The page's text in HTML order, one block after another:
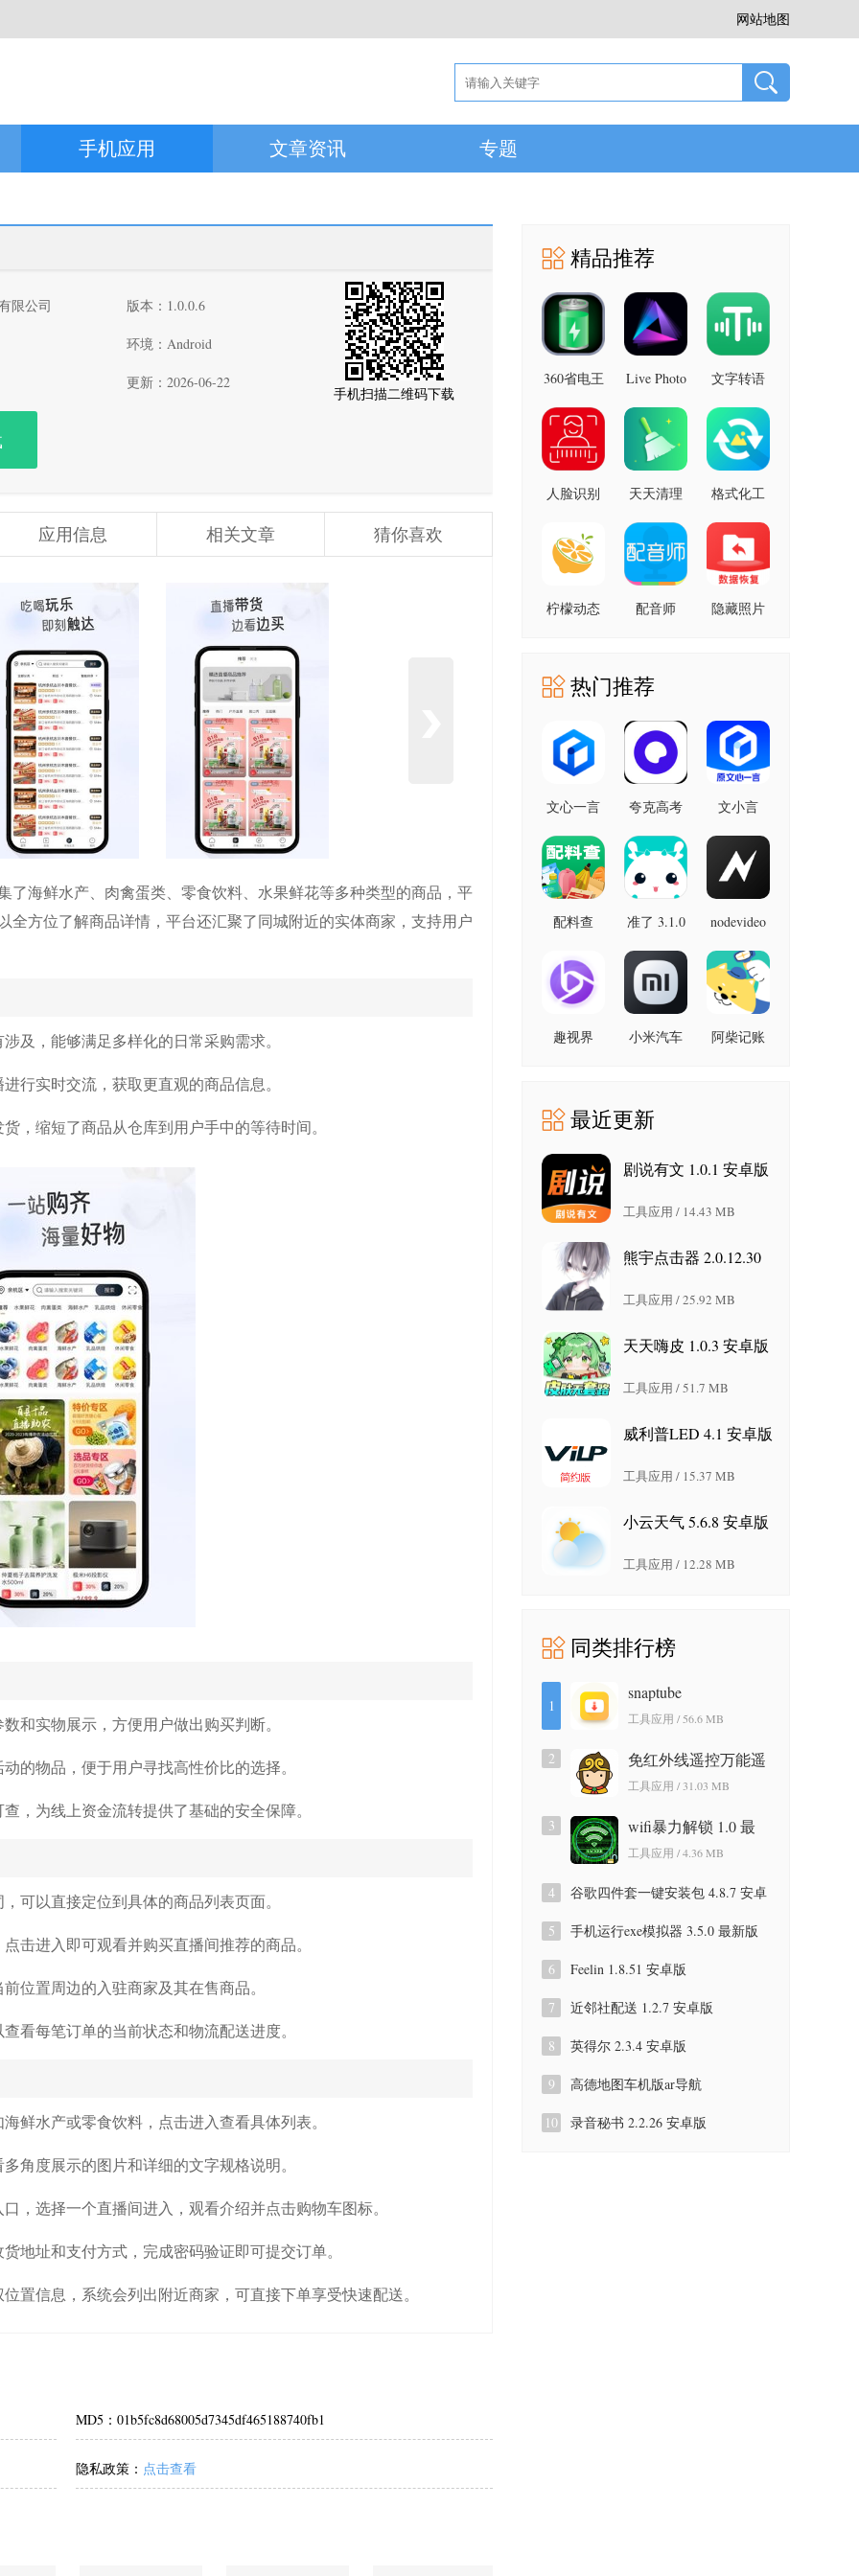
网站地图
手机应用 文章资讯 专题
限公司 版本：1.0.0.6
环境：Android
更新：2026-06-22
手机扫描二维码下载
应用信息 相关文章 猜你喜欢
了海鲜水产、肉禽蛋类、零食饮料、水果鲜花等多种类型的商品，平
全方位了解商品详情，平台还汇聚了同城附近的实体商家，支持用户
及，能够满足多样化的日常采购需求。
行实时交流，获取更直观的商品信息。
，缩短了商品从仓库到用户手中的等待时间。
和实物展示，方便用户做出购买判断。
的物品，便于用户寻找高性价比的选择。
，为线上资金流转提供了基础的安全保障。
可以直接定位到具体的商品列表页面。
击进入即可观看并购买直播间推荐的商品。
位置周边的入驻商家及其在售商品。
看每笔订单的当前状态和物流配送进度。
鲜水产或零食饮料，点击进入查看具体列表。
角度展示的图片和详细的文字规格说明。
，选择一个直播间进入，观看介绍并点击购物车图标。
地址和支付方式，完成密码验证即可提交订单。
置信息，系统会列出附近商家，可直接下单享受快速配送。
MD5：01b5fc8d68005d7345df465188740fb1
隐私政策： 点击查看
精品推荐
360省电王
版
Live Photo
文字转语
卓版
人脸识别
卓版
天天清理
格式化工
柠檬动态
配音师
隐藏照片
热门推荐
文心一言
5.16.0.10
最新版
夸克高考
最新版
文小言
配料查
版
准了 3.1.0
nodevideo
版
趣视界
小米汽车
阿柴记账
最近更新
剧说有文 1.0.1 安卓版
工具应用 / 14.43 MB
熊宇点击器 2.0.12.30
工具应用 / 25.92 MB
天天嗨皮 1.0.3 安卓版
工具应用 / 51.7 MB
威利普LED 4.1 安卓版
工具应用 / 15.37 MB
小云天气 5.6.8 安卓版
工具应用 / 12.28 MB
同类排行榜
1
snaptube
7.64.1.76402001 安卓
工具应用 / 56.6 MB
2
免红外线遥控万能遥
控app 3.9.8.420 安卓
工具应用 / 31.03 MB
3
wifi暴力解锁 1.0 最
新版
工具应用 / 4.36 MB
4
谷歌四件套一键安装包 4.8.7 安卓
5
手机运行exe模拟器 3.5.0 最新版
6 Feelin 1.8.51 安卓版
7 近邻社配送 1.2.7 安卓版
8 英得尔 2.3.4 安卓版
9
高德地图车机版ar导航
10
录音秘书 2.2.26 安卓版